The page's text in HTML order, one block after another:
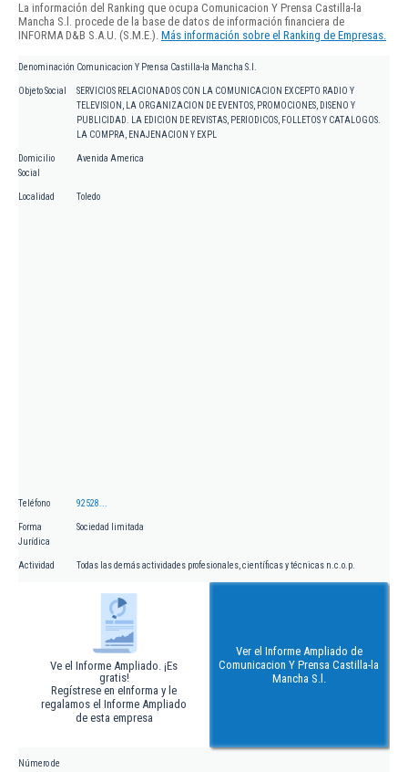
La información del Ranking que ocupa Comunicacion Y Prensa Castilla-la
Mancha S.l. procede de la base de datos de información financiera de
INFORMA D&B S.A.U. (S.M.E.). Más información sobre el Ranking de Empresas.
Denominación Comunicacion Y Prensa Castilla-la Mancha S.l.
Objeto Social
SERVICIOS RELACIONADOS CON LA COMUNICACION EXCEPTO RADIO Y
TELEVISION, LA ORGANIZACION DE EVENTOS, PROMOCIONES, DISENO Y
PUBLICIDAD. LA EDICION DE REVISTAS, PERIODICOS, FOLLETOS Y CATALOGOS.
LA COMPRA, ENAJENACION Y EXPL
Domicilio
Social
Avenida America
Localidad Toledo
Teléfono 92528...
Forma
Jurídica
Sociedad limitada
Actividad Todas las demás actividades profesionales, científicas y técnicas n.c.o.p.
Ve el Informe Ampliado. ¡Es
gratis!
Regístrese en eInforma y le
regalamos el Informe Ampliado
de esta empresa
Ver el Informe Ampliado de
Comunicacion Y Prensa Castilla-la
Mancha S.l.
Número de